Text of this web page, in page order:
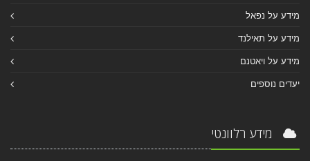
מידע על נפאל
מידע על תאילנד
מידע על ויאטנם
יעדים נוספים
מידע רלוונטי